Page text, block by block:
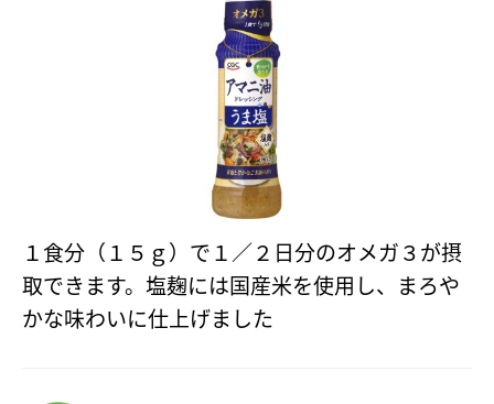
１食分（１５ｇ）で１／２日分のオメガ３が摂
取できます。塩麹には国産米を使用し、まろや
かな味わいに仕上げました